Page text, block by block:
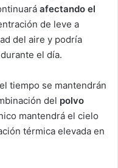
afectando el
de leve a
del aire y podría
el día.
tiempo se mantendrán
del polvo
mantendrá el cielo
térmica elevada en